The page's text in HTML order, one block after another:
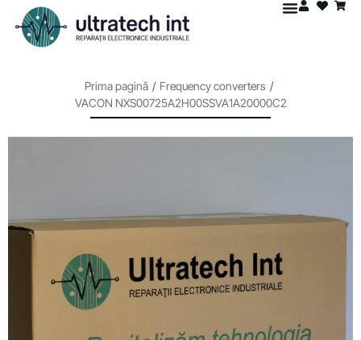
Prima pagină / Frequency converters /
VACON NXS00725A2H00SSVA1A20000C2